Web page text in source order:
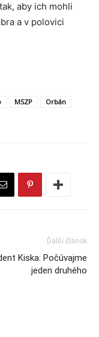
aby ich mohli
a v polovici
MSZP
Orbán
Ďalší článok
Kiska: Počúvajme
jeden druhého